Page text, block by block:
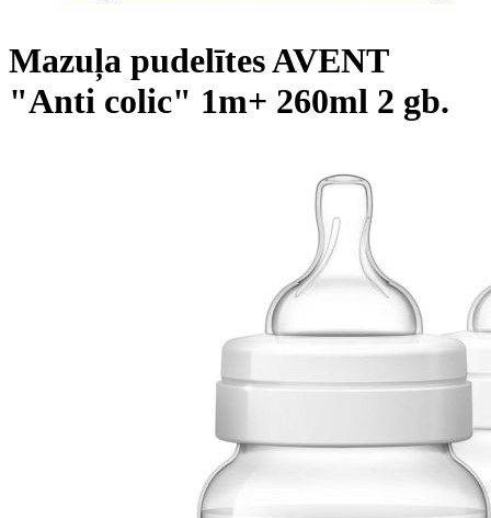
Mazuļa pudelītes AVENT
"Anti colic" 1m+ 260ml 2 gb.